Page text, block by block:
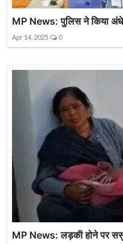
MP News: पुलिस ने किया
Apr 14, 2025 0
MP News: लड़की होने पर